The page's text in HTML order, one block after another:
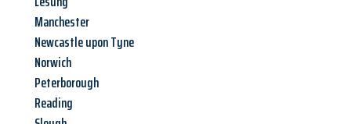
Manchester
Newcastle upon Tyne
Norwich
Peterborough
Reading